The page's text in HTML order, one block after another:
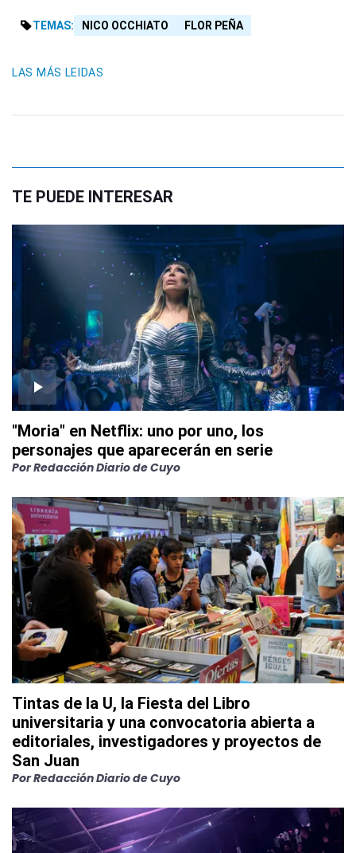
TEMAS: NICO OCCHIATO FLOR PEÑA
LAS MÁS LEIDAS
TE PUEDE INTERESAR
"Moria" en Netflix: uno por uno, los
personajes que aparecerán en serie
PorRedacción Diario de Cuyo
Tintas de la U, la Fiesta del Libro
universitaria y una convocatoria abierta a
editoriales, investigadores y proyectos de
San Juan
PorRedacción Diario de Cuyo